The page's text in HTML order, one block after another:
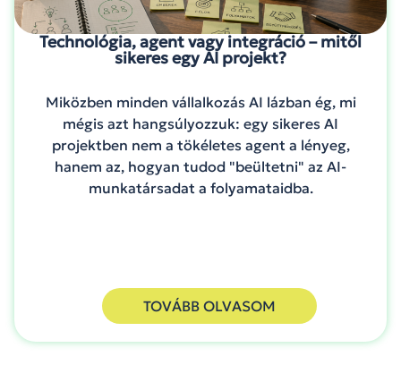
Technológia, agent vagy integráció – mitől
sikeres egy AI projekt?
Miközben minden vállalkozás AI lázban ég, mi
mégis azt hangsúlyozzuk: egy sikeres AI
projektben nem a tökéletes agent a lényeg,
hanem az, hogyan tudod "beültetni" az AI-
munkatársadat a folyamataidba.
TOVÁBB OLVASOM